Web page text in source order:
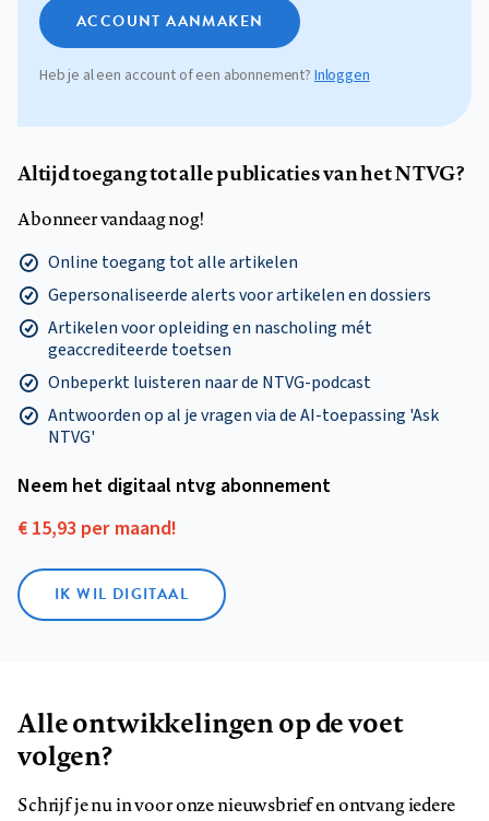
ACCOUNT AANMAKEN
Heb je al een account of een abonnement?Inloggen
Altijd toegang tot alle publicaties van het NTVG?
Abonneer vandaag nog!
Online toegang tot alle artikelen
Gepersonaliseerde alerts voor artikelen en dossiers
Artikelen voor opleiding en nascholing mét
geaccrediteerde toetsen
Onbeperkt luisteren naar de NTVG-podcast
Antwoorden op al je vragen via de AI-toepassing 'Ask
NTVG'
Neem het digitaal ntvg abonnement
€ 15,93 per maand!
IK WIL DIGITAAL
Alle ontwikkelingen op de voet
volgen?
Schrijf je nu in voor onze nieuwsbrief en ontvang iedere